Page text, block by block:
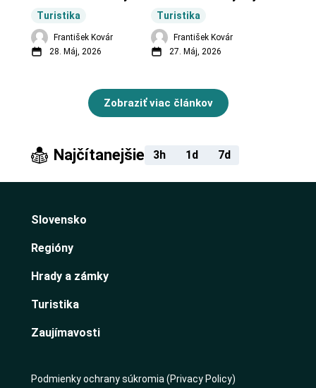
Turistika
František Kovár
28. Máj, 2026
Turistika
obci Budiná.
František Kovár
27. Máj, 2026
Zobraziť viac článkov
Najčítanejšie 3h 1d 7d
Slovensko
Regióny
Hrady a zámky
Turistika
Zaujímavosti
Podmienky ochrany súkromia (Privacy Policy)